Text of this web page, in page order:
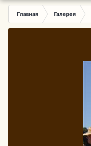
Главная Галерея